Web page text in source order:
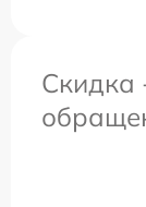
Скидка